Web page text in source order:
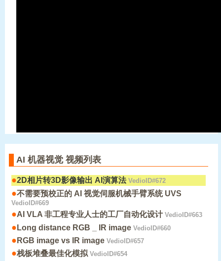
AI 机器视觉 视频列表
●2D相片转3D影像输出 AI演算法VedioID#672
●不需要预校正的 AI 视觉伺服机械手臂系统 UVS
VedioID#669
●AI VLA 非工程专业人士的工厂自动化设计VedioID#663
● Long distance RGB _ IR image VedioID#660
● RGB image vs IR image VedioID#657
●栈板堆叠最佳化模拟VedioID#654